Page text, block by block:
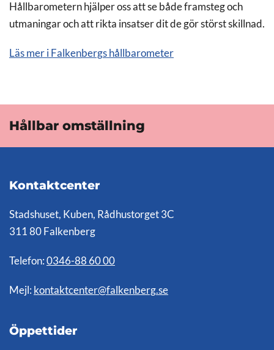
Hållbarometern hjälper oss att se både framsteg och
utmaningar och att rikta insatser dit de gör störst skillnad.
Läs mer i Falkenbergs hållbarometer
Hållbar omställning
Kontaktcenter
Stadshuset, Kuben, Rådhustorget 3C
311 80 Falkenberg
Telefon: 0346-88 60 00
Mejl: kontaktcenter@falkenberg.se
Öppettider